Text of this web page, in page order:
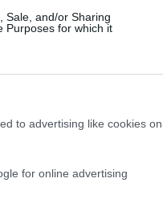
Sale, and/or Sharing
Purposes for which it
to advertising like cookies on
for online advertising